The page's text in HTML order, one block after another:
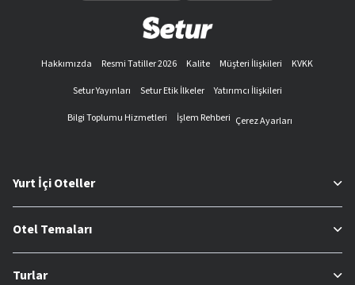
Hakkımızda Resmi Tatiller 2026 Kalite Müşteri İlişkileri
KVKK
Setur Yayınları
Setur Etik İlkeler
Yatırımcı İlişkileri
Bilgi Toplumu Hizmetleri
İşlem Rehberi Çerez Ayarları
Yurt İçi Oteller
Otel Temaları
Turlar